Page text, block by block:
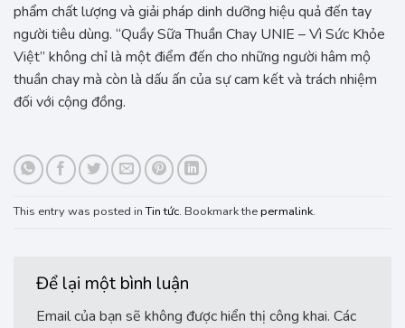
phẩm chất lượng và giải pháp dinh dưỡng hiệu quả đến tay
người tiêu dùng. “Quầy Sữa Thuần Chay UNIE – Vì Sức Khỏe
Việt” không chỉ là một điểm đến cho những người hâm mộ
thuần chay mà còn là dấu ấn của sự cam kết và trách nhiệm
đối với cộng đồng.
This entry was posted inTin tức. Bookmark thepermalink.
Để lại một bình luận
Email của bạn sẽ không được hiển thị công khai. Các